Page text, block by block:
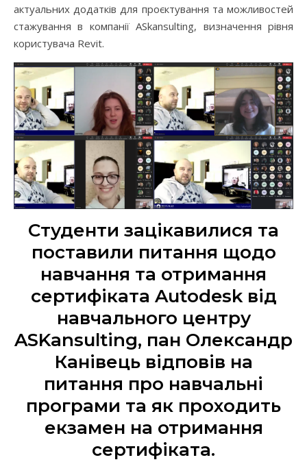
актуальних додатків для проєктування та можливостей
стажування в компанії ASkansulting, визначення рівня
користувача Revit.
Студенти зацікавилися та
поставили питання щодо
навчання та отримання
сертифіката Autodesk від
навчального центру
ASKansulting, пан Олександр
Канівець відповів на
питання про навчальні
програми та як проходить
екзамен на отримання
сертифіката.